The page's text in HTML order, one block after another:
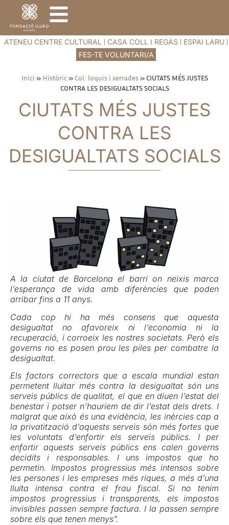
ATENEU CENTRE CULTURAL CASA COLL I REGÀS
ESPAI LARU
FES-TE VOLUNTARI/A
Inici » Històric» Col·loquis i xerrades» CIUTATS MÉS JUSTES
CONTRA LES DESIGUALTATS SOCIALS
CIUTATS MÉS JUSTES
CONTRA LES
DESIGUALTATS SOCIALS
A la ciutat de Barcelona el barri on neixis marca
l’esperança de vida amb diferències que poden
arribar fins a 11 anys.
Cada cop hi ha més consens que aquesta
desigualtat no afavoreix ni l’economia ni la
recuperació, i corroeix les nostres societats. Però els
governs no es posen prou les piles per combatre la
desigualtat.
Els factors correctors que a escala mundial estan
permetent lluitar més contra la desigualtat són uns
serveis públics de qualitat, el que en diuen l’estat del
benestar i potser n’hauríem de dir l’estat dels drets. I
malgrat que això és una evidència, les inèrcies cap a
la privatització d’aquests serveis són més fortes que
les voluntats d’enfortir els serveis públics. I per
enfortir aquests serveis públics ens calen governs
decidits i responsables. I uns impostos que ho
permetin. Impostos progressius més intensos sobre
les persones i les empreses més riques, a més d’una
lluita intensa contra el frau fiscal. Si no tenim
impostos progressius i transparents, els impostos
invisibles passen sempre factura. I la passen sempre
sobre els que tenen menys”.